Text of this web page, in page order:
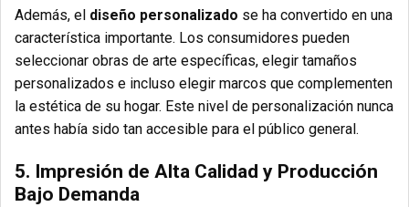
Además, el diseño personalizado se ha convertido en una
característica importante. Los consumidores pueden
seleccionar obras de arte específicas, elegir tamaños
personalizados e incluso elegir marcos que complementen
la estética de su hogar. Este nivel de personalización nunca
antes había sido tan accesible para el público general.
5. Impresión de Alta Calidad y Producción
Bajo Demanda